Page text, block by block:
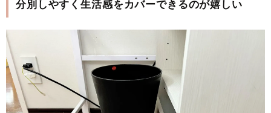
分別しやすく生活感をカバーできるのが嬉しい